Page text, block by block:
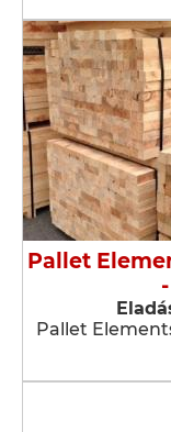
Pallet
Pallet